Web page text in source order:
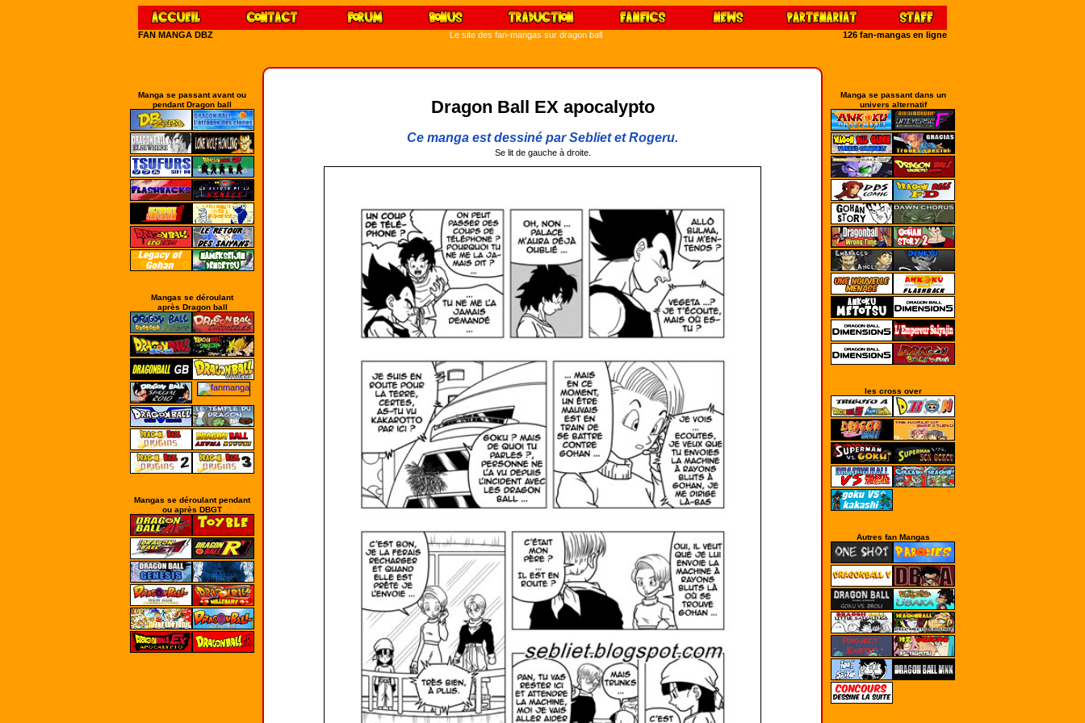
FAN MANGA DBZ Le site des fan-mangas sur dragon ball 126 fan-mangas en ligne
Manga se passant dans un
univers alternatif
les cross over
Autres fan Mangas
Manga se passant avant ou
pendant Dragon ball
Mangas se déroulant
après Dragon ball
Mangas se déroulant pendant
ou après DBGT
Dragon Ball EX apocalypto
Ce manga est dessiné par Sebliet et Rogeru.
Se lit de gauche à droite.